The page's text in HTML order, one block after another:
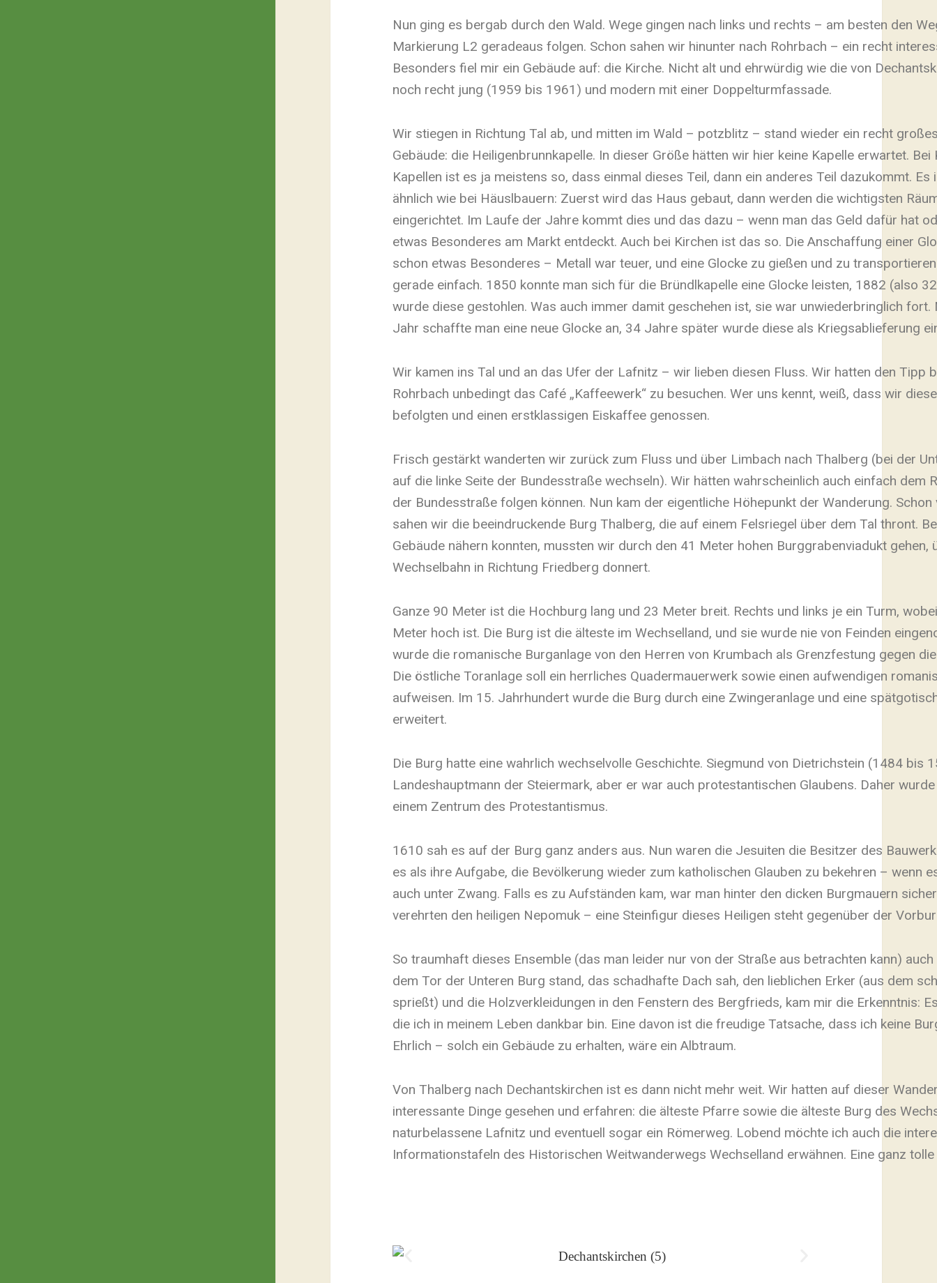
Nun ging es bergab durch den Wald. Wege gingen nach links und rechts – am besten den
Markierung L2 geradeaus folgen. Schon sahen wir hinunter nach Rohrbach – ein recht
Besonders fiel mir ein Gebäude auf: die Kirche. Nicht alt und ehrwürdig wie die von
noch recht jung (1959 bis 1961) und modern mit einer Doppelturmfassade.
Wir stiegen in Richtung Tal ab, und mitten im Wald – potzblitz – stand wieder ein recht
Gebäude: die Heiligenbrunnkapelle. In dieser Größe hätten wir hier keine Kapelle erwartet. Bei
Kapellen ist es ja meistens so, dass einmal dieses Teil, dann ein anderes Teil dazukommt. Es
ähnlich wie bei Häuslbauern: Zuerst wird das Haus gebaut, dann werden die wichtigsten
eingerichtet. Im Laufe der Jahre kommt dies und das dazu – wenn man das Geld dafür hat
etwas Besonderes am Markt entdeckt. Auch bei Kirchen ist das so. Die Anschaffung einer
schon etwas Besonderes – Metall war teuer, und eine Glocke zu gießen und zu
gerade einfach. 1850 konnte man sich für die Bründlkapelle eine Glocke leisten, 1882 (also
wurde diese gestohlen. Was auch immer damit geschehen ist, sie war unwiederbringlich fort.
Jahr schaffte man eine neue Glocke an, 34 Jahre später wurde diese als Kriegsablieferung
Wir kamen ins Tal und an das Ufer der Lafnitz – wir lieben diesen Fluss. Wir hatten den Tipp
Rohrbach unbedingt das Café „Kaffeewerk“ zu besuchen. Wer uns kennt, weiß, dass wir
befolgten und einen erstklassigen Eiskaffee genossen.
Frisch gestärkt wanderten wir zurück zum Fluss und über Limbach nach Thalberg (bei der
auf die linke Seite der Bundesstraße wechseln). Wir hätten wahrscheinlich auch einfach dem
der Bundesstraße folgen können. Nun kam der eigentliche Höhepunkt der Wanderung. Schon
sahen wir die beeindruckende Burg Thalberg, die auf einem Felsriegel über dem Tal thront.
Gebäude nähern konnten, mussten wir durch den 41 Meter hohen Burggrabenviadukt gehen,
Wechselbahn in Richtung Friedberg donnert.
Ganze 90 Meter ist die Hochburg lang und 23 Meter breit. Rechts und links je ein Turm,
Meter hoch ist. Die Burg ist die älteste im Wechselland, und sie wurde nie von Feinden
wurde die romanische Burganlage von den Herren von Krumbach als Grenzfestung gegen
Die östliche Toranlage soll ein herrliches Quadermauerwerk sowie einen aufwendigen
aufweisen. Im 15. Jahrhundert wurde die Burg durch eine Zwingeranlage und eine
erweitert.
Die Burg hatte eine wahrlich wechselvolle Geschichte. Siegmund von Dietrichstein (1484 bis
Landeshauptmann der Steiermark, aber er war auch protestantischen Glaubens. Daher
einem Zentrum des Protestantismus.
1610 sah es auf der Burg ganz anders aus. Nun waren die Jesuiten die Besitzer des
es als ihre Aufgabe, die Bevölkerung wieder zum katholischen Glauben zu bekehren – wenn
auch unter Zwang. Falls es zu Aufständen kam, war man hinter den dicken Burgmauern
verehrten den heiligen Nepomuk – eine Steinfigur dieses Heiligen steht gegenüber der
So traumhaft dieses Ensemble (das man leider nur von der Straße aus betrachten kann)
dem Tor der Unteren Burg stand, das schadhafte Dach sah, den lieblichen Erker (aus dem
sprießt) und die Holzverkleidungen in den Fenstern des Bergfrieds, kam mir die Erkenntnis:
die ich in meinem Leben dankbar bin. Eine davon ist die freudige Tatsache, dass ich keine
Ehrlich – solch ein Gebäude zu erhalten, wäre ein Albtraum.
Von Thalberg nach Dechantskirchen ist es dann nicht mehr weit. Wir hatten auf dieser
interessante Dinge gesehen und erfahren: die älteste Pfarre sowie die älteste Burg des
naturbelassene Lafnitz und eventuell sogar ein Römerweg. Lobend möchte ich auch die
Informationstafeln des Historischen Weitwanderwegs Wechselland erwähnen. Eine ganz tolle